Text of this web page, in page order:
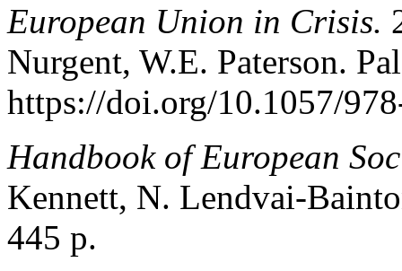
European Union in Crisis.
Nurgent, W.E. Paterson.
https://doi.org/10.1057/
Handbook of European
Kennett, N. Lendvai-
445 p.